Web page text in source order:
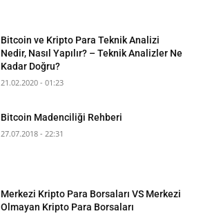
Bitcoin ve Kripto Para Teknik Analizi
Nedir, Nasıl Yapılır? – Teknik Analizler Ne
Kadar Doğru?
21.02.2020 - 01:23
Bitcoin Madenciliği Rehberi
27.07.2018 - 22:31
Merkezi Kripto Para Borsaları VS Merkezi
Olmayan Kripto Para Borsaları